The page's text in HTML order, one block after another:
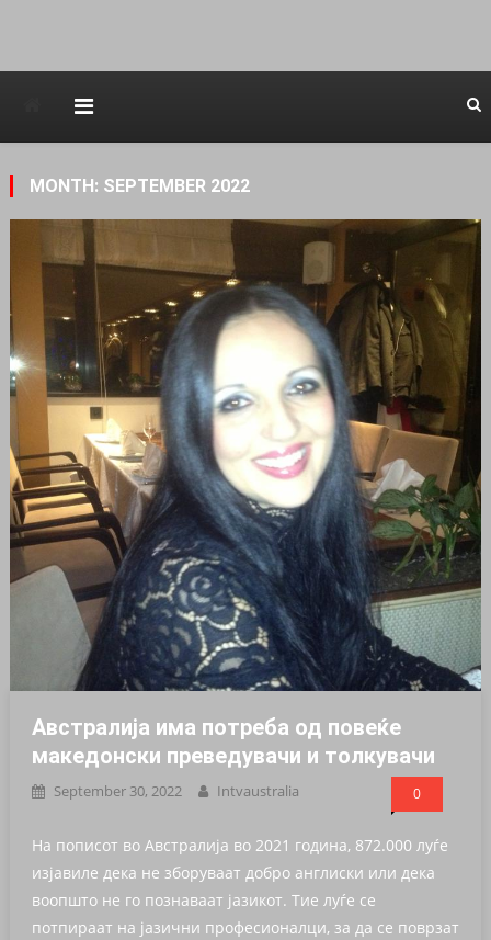
MONTH: SEPTEMBER 2022
Австралија има потреба од повеќе
македонски преведувачи и толкувачи
September 30, 2022 Intvaustralia 0
На пописот во Австралија во 2021 година, 872.000 луѓе
изјавиле дека не зборуваат добро англиски или дека
воопшто не го познаваат јазикот. Тие луѓе се
потпираат на јазични професионалци, за да се поврзат